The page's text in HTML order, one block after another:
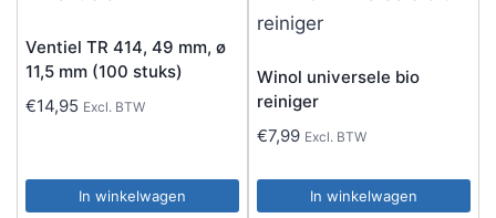
Ventiel TR 414, 49 mm, ø
11,5 mm (100 stuks)
€14,95 Excl. BTW
In winkelwagen
Winol universele bio
reiniger
€7,99 Excl. BTW
In winkelwagen